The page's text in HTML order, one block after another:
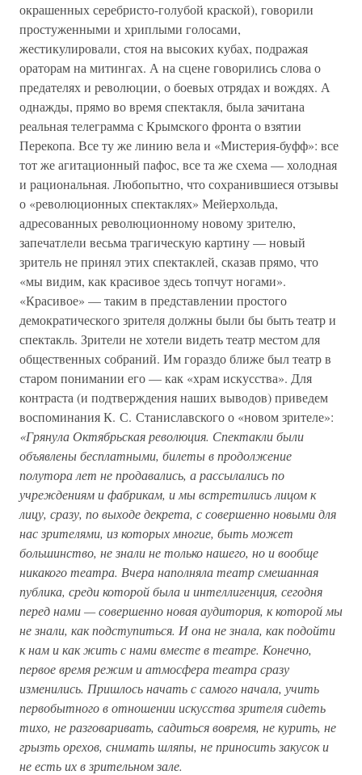
окрашенных серебристо-голубой краской), говорили
простуженными и хриплыми голосами,
жестикулировали, стоя на высоких кубах, подражая
ораторам на митингах. А на сцене говорились слова о
предателях и революции, о боевых отрядах и вождях. А
однажды, прямо во время спектакля, была зачитана
реальная телеграмма с Крымского фронта о взятии
Перекопа. Все ту же линию вела и «Мистерия-буфф»: все
тот же агитационный пафос, все та же схема — холодная
и рациональная. Любопытно, что сохранившиеся отзывы
о «революционных спектаклях» Мейерхольда,
адресованных революционному новому зрителю,
запечатлели весьма трагическую картину — новый
зритель не принял этих спектаклей, сказав прямо, что
«мы видим, как красивое здесь топчут ногами».
«Красивое» — таким в представлении простого
демократического зрителя должны были бы быть театр и
спектакль. Зрители не хотели видеть театр местом для
общественных собраний. Им гораздо ближе был театр в
старом понимании его — как «храм искусства». Для
контраста (и подтверждения наших выводов) приведем
воспоминания К. С. Станиславского о «новом зрителе»:
«Грянула Октябрьская революция. Спектакли были
объявлены бесплатными, билеты в продолжение
полутора лет не продавались, а рассылались по
учреждениям и фабрикам, и мы встретились лицом к
лицу, сразу, по выходе декрета, с совершенно новыми для
нас зрителями, из которых многие, быть может
большинство, не знали не только нашего, но и вообще
никакого театра. Вчера наполняла театр смешанная
публика, среди которой была и интеллигенция, сегодня
перед нами — совершенно новая аудитория, к которой мы
не знали, как подступиться. И она не знала, как подойти
к нам и как жить с нами вместе в театре. Конечно,
первое время режим и атмосфера театра сразу
изменились. Пришлось начать с самого начала, учить
первобытного в отношении искусства зрителя сидеть
тихо, не разговаривать, садиться вовремя, не курить, не
грызть орехов, снимать шляпы, не приносить закусок и
не есть их в зрительном зале.